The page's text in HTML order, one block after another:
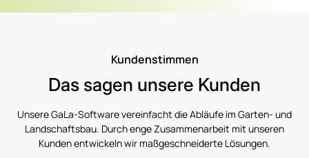
Kundenstimmen
Das sagen unsere Kunden
Unsere GaLa-Software vereinfacht die Abläufe im Garten- und
Landschaftsbau. Durch enge Zusammenarbeit mit unseren
Kunden entwickeln wir maßgeschneiderte Lösungen.